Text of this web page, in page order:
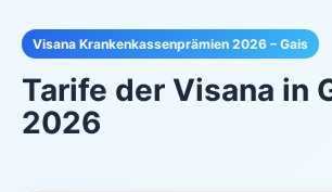
Visana Krankenkassenprämien 2026 – Gais
Tarife der Visana in
2026